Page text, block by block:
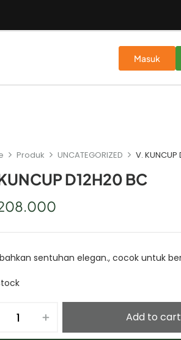
Masuk
Produk UNCATEGORIZED V. KUNCUP
D12H20 BC
sentuhan elegan., cocok untuk
Add to cart